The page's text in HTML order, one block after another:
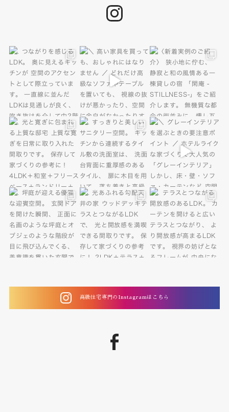
高級住宅専門のInstagramはこちら